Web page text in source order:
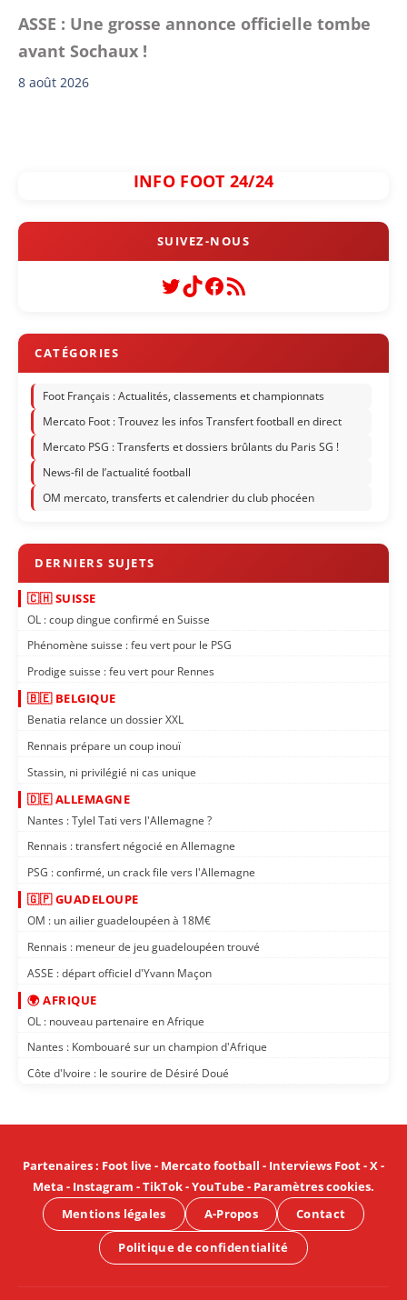
ASSE : Une grosse annonce officielle tombe
avant Sochaux !
8 août 2026
INFO FOOT 24/24
Twitter
TikTok
Facebook
Flux RSS
Foot Français : Actualités, classements et championnats
Mercato Foot : Trouvez les infos Transfert football en direct
Mercato PSG : Transferts et dossiers brûlants du Paris SG !
News-fil de l’actualité football
OM mercato, transferts et calendrier du club phocéen
🇨🇭 SUISSE
OL : coup dingue confirmé en Suisse
Phénomène suisse : feu vert pour le PSG
Prodige suisse : feu vert pour Rennes
🇧🇪 BELGIQUE
Benatia relance un dossier XXL
Rennais prépare un coup inouï
Stassin, ni privilégié ni cas unique
🇩🇪 ALLEMAGNE
Nantes : Tylel Tati vers l'Allemagne ?
Rennais : transfert négocié en Allemagne
PSG : confirmé, un crack file vers l'Allemagne
🇬🇵 GUADELOUPE
OM : un ailier guadeloupéen à 18M€
Rennais : meneur de jeu guadeloupéen trouvé
ASSE : départ officiel d'Yvann Maçon
🌍 AFRIQUE
OL : nouveau partenaire en Afrique
Nantes : Kombouaré sur un champion d'Afrique
Côte d'Ivoire : le sourire de Désiré Doué
Partenaires: Foot live- Mercato football - Interviews Foot-X-
Meta - Instagram -TikTok-YouTube- Paramètres cookies.
Mentions légales
A-Propos Contact
Politique de confidentialité